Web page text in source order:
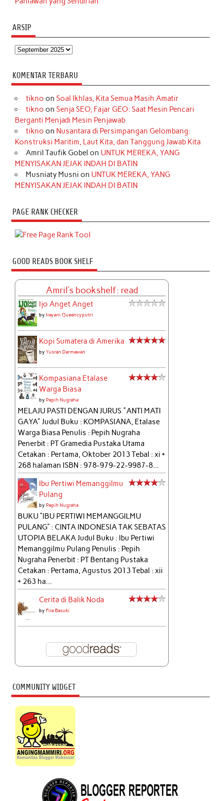
ARSIP
Arsip
KOMENTAR TERBARU
tikno on Soal Ikhlas, Kita Semua Masih Amatir
tikno on Senja SEO, Fajar GEO: Saat Mesin Pencari
Berganti Menjadi Mesin Penjawab
tikno on Nusantara di Persimpangan Gelombang:
Konstruksi Maritim, Laut Kita, dan Tanggung Jawab Kita
Amril Taufik Gobel on UNTUK MEREKA, YANG
MENYISAKAN JEJAK INDAH DI BATIN
Musniaty Musni on UNTUK MEREKA, YANG
MENYISAKAN JEJAK INDAH DI BATIN
PAGE RANK CHECKER
GOOD READS BOOK SHELF
Amril's bookshelf: read
Ijo Anget Anget
byIrayani Queencyputri
Kopi Sumatera di Amerika
byYusran Darmawan
Kompasiana Etalase
Warga Biasa
byPepih Nugraha
MELAJU PASTI DENGAN JURUS "ANTI MATI
GAYA" Judul Buku : KOMPASIANA, Etalase
Warga Biasa Penulis : Pepih Nugraha
Penerbit : PT Gramedia Pustaka Utama
Cetakan : Pertama, Oktober 2013 Tebal : xi +
268 halaman ISBN : 978-979-22-9987-8...
Ibu Pertiwi Memanggilmu
Pulang
byPepih Nugraha
BUKU “IBU PERTIWI MEMANGGILMU
PULANG” : CINTA INDONESIA TAK SEBATAS
UTOPIA BELAKA Judul Buku : Ibu Pertiwi
Memanggilmu Pulang Penulis : Pepih
Nugraha Penerbit : PT Bentang Pustaka
Cetakan : Pertama, Agustus 2013 Tebal : xii
+ 263 ha...
Cerita di Balik Noda
byFira Basuki
COMMUNITY WIDGET